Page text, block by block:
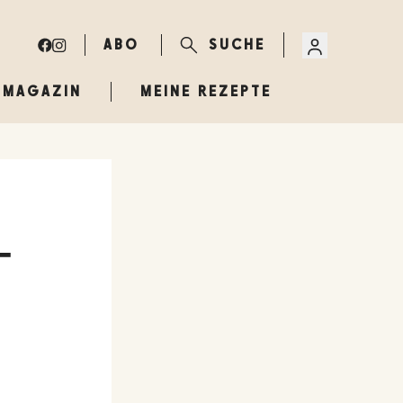
ABO SUCHE
MAGAZIN MEINE REZEPTE